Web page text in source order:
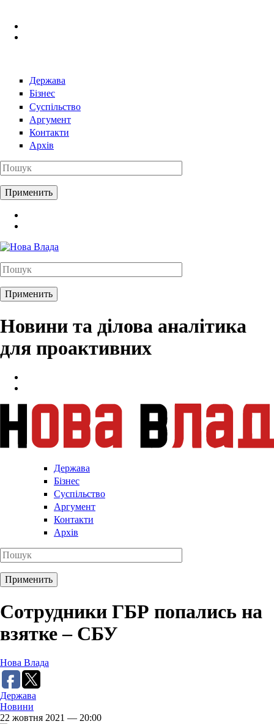
Держава
Бізнес
Суспільство
Аргумент
Контакти
Архів
Новини та ділова аналітика
для проактивних
Держава
Бізнес
Суспільство
Аргумент
Контакти
Архів
Сотрудники ГБР попались на
взятке – СБУ
Нова Влада
Держава
Новини
22 жовтня 2021 — 20:00